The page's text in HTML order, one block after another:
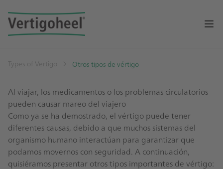
Types of Vertigo Otros tipos de vértigo
Al viajar, los medicamentos o los problemas circulatorios
pueden causar mareo del viajero
Como ya se ha demostrado, el vértigo puede tener
diferentes causas, debido a que muchos sistemas del
organismo humano interactúan para garantizar que
podamos movernos con seguridad. A continuación,
quisiéramos presentar otros tipos importantes de vértigo: